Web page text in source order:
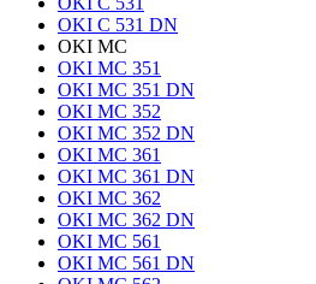
OKI C 531 DN
OKI MC
OKI MC 351
OKI MC 351 DN
OKI MC 352
OKI MC 352 DN
OKI MC 361
OKI MC 361 DN
OKI MC 362
OKI MC 362 DN
OKI MC 561
OKI MC 561 DN